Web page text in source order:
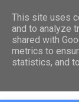
This site uses
and to analyze
shared with
metrics to
statistics, and